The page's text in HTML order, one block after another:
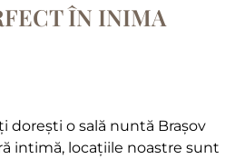
ÎN INIMA
dorești o sală nuntă Brașov
intimă, locațiile noastre sunt